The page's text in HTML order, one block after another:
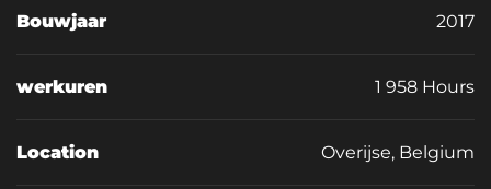
Bouwjaar 2017
werkuren 1 958 Hours
Location Overijse, Belgium